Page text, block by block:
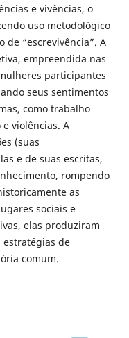
e vivências, o
uso metodológico
de “escrevivência”. A
empreendida nas
participantes
seus sentimentos
como trabalho
violências. A
(suas
e de suas escritas,
rompendo
as
sociais e
elas produziram
de
comum.